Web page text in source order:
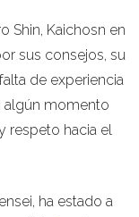
Shin, Kaichosn en
sus consejos, su
de experiencia
algún momento
respeto hacia el
ha estado a